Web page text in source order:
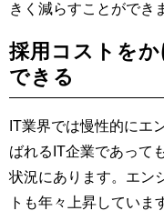
きく減らすことができ
採用コストを
できる
IT業界では慢性的にエ
ばれるIT企業であって
状況にあります。エン
トも年々上昇していま